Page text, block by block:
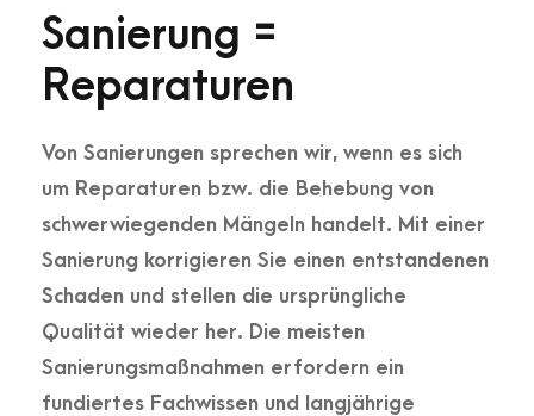
Sanierung =
Reparaturen
Von Sanierungen sprechen wir, wenn es sich
um Reparaturen bzw. die Behebung von
schwerwiegenden Mängeln handelt. Mit einer
Sanierung korrigieren Sie einen entstandenen
Schaden und stellen die ursprüngliche
Qualität wieder her. Die meisten
Sanierungsmaßnahmen erfordern ein
fundiertes Fachwissen und langjährige